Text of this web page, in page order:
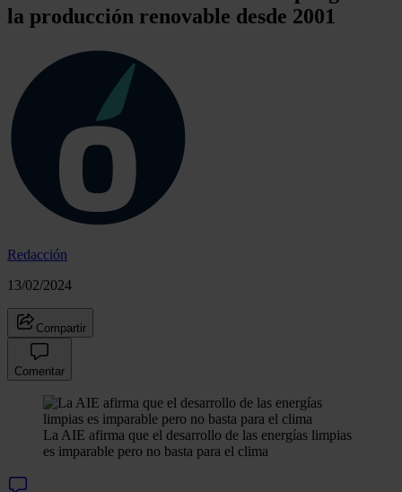
la producción renovable desde 2001
Redacción
13/02/2024
Compartir
Comentar
La AIE afirma que el desarrollo de las energías limpias
es imparable pero no basta para el clima